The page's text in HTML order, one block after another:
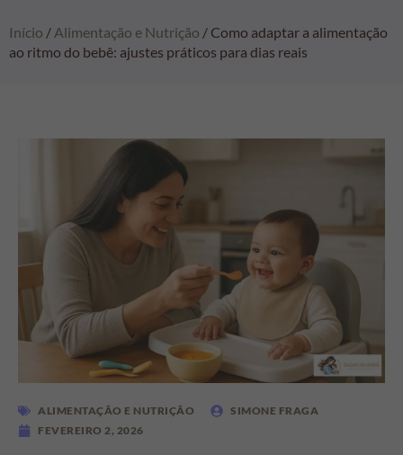
Início / Alimentação e Nutrição / Como adaptar a alimentação
ao ritmo do bebê: ajustes práticos para dias reais
ALIMENTAÇÃO E NUTRIÇÃO
SIMONE FRAGA
FEVEREIRO 2, 2026